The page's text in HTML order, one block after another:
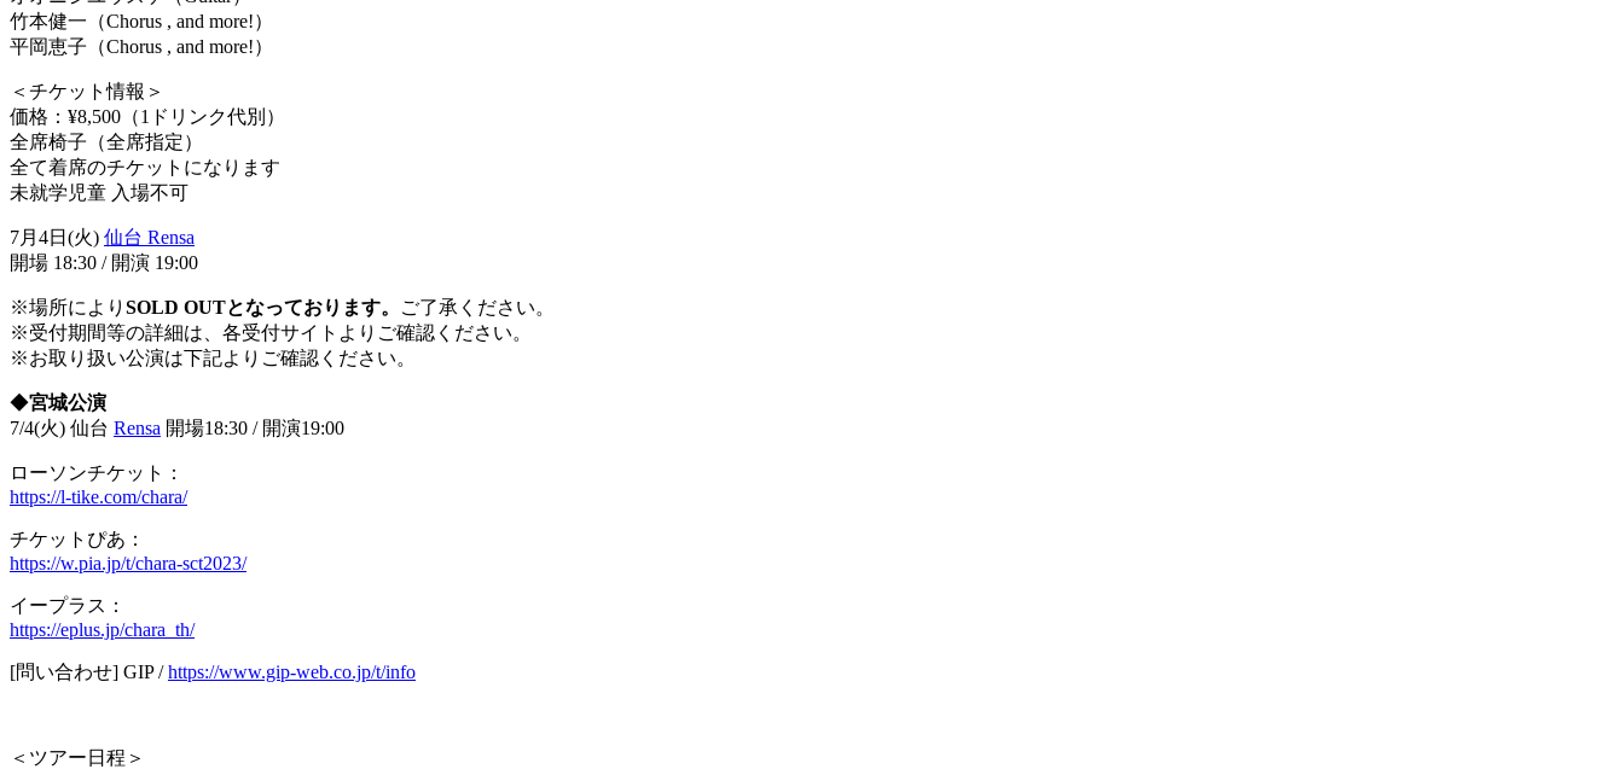
竹本健一（Chorus , and more!）
平岡恵子（Chorus , and more!）
＜チケット情報＞
価格：¥8,500（1ドリンク代別）
全席椅子（全席指定）
全て着席のチケットになります
未就学児童 入場不可
7月4日(火) 仙台 Rensa
開場 18:30 / 開演 19:00
※場所により SOLD OUTとなっております。
ご了承ください。
※受付期間等の詳細は、各受付サイトよりご確認ください。
※お取り扱い公演は下記よりご確認ください。
◆宮城公演
7/4(火) 仙台 Rensa 開場18:30 / 開演19:00
ローソンチケット：
https://l-tike.com/chara/
チケットぴあ：
https://w.pia.jp/t/chara-sct2023/
イープラス：
https://eplus.jp/chara_th/
[問い合わせ] GIP /https://www.gip-web.co.jp/t/info
＜ツアー日程＞